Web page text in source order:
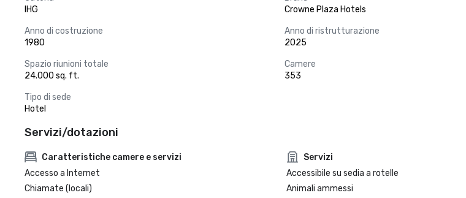
IHG
Crowne Plaza Hotels
Anno di costruzione
1980
Anno di ristrutturazione
2025
Spazio riunioni totale
24.000 sq. ft.
Camere
353
Tipo di sede
Hotel
Servizi/dotazioni
Caratteristiche camere e servizi
Accesso a Internet
Chiamate (locali)
Servizi
Accessibile su sedia a rotelle
Animali ammessi